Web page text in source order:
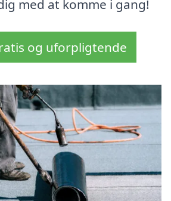
med at komme i gang!
og uforpligtende